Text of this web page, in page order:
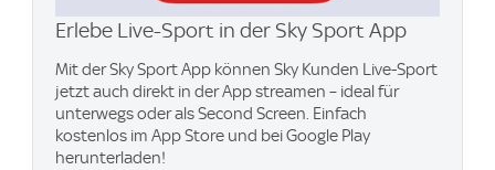
Erlebe Live-Sport in der Sky Sport App
Mit der Sky Sport App können Sky Kunden Live-Sport
jetzt auch direkt in der App streamen – ideal für
unterwegs oder als Second Screen. Einfach
kostenlos im App Store und bei Google Play
herunterladen!